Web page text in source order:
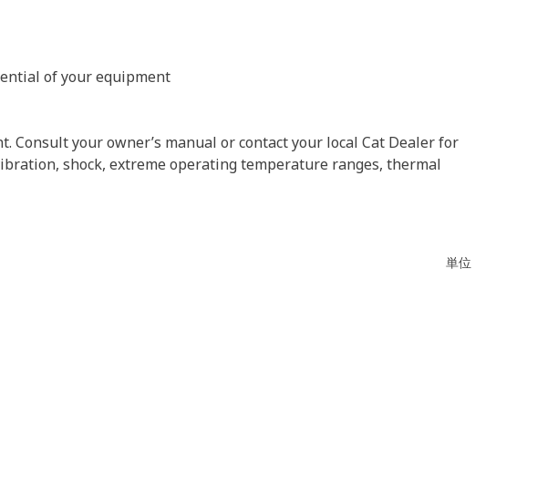
of your equipment
your owner’s manual or contact your local Cat Dealer for
shock, extreme operating temperature ranges, thermal
単位